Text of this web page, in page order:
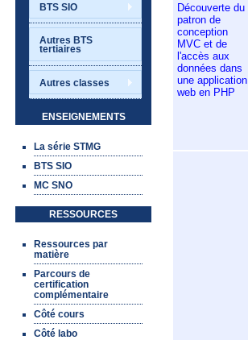
BTS SIO
Autres BTS
tertiaires
Autres classes
ENSEIGNEMENTS
La série STMG
BTS SIO
MC SNO
RESSOURCES
Ressources par
matière
Parcours de
certification
complémentaire
Côté cours
Côté labo
Découverte du
patron de
conception
MVC et de
l'accès aux
données dans
une application
web en PHP